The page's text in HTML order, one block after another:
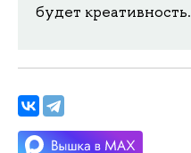
будет креативность.